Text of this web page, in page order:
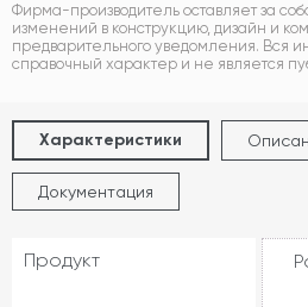
Фирма-производитель оставляет за
изменений в конструкцию, дизайн и
предварительного уведомления. Вся
справочный характер и не является
Характеристики
Документация
Продукт